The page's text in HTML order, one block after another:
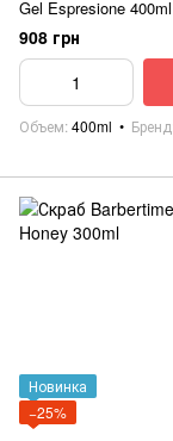
Gel Espresione 400ml
908 грн
Объем 400ml Бренд
Новинка
−25%